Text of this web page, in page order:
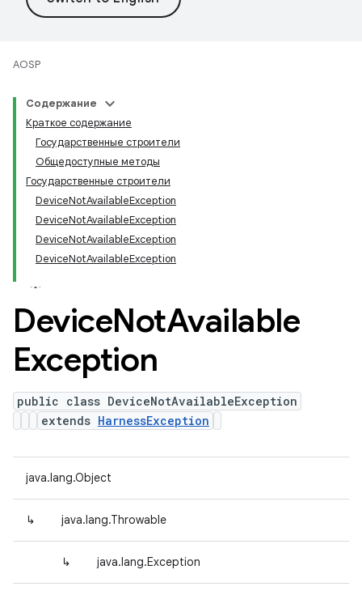
AOSP
Содержание
Краткое содержание
Государственные строители
Общедоступные методы
Государственные строители
DeviceNotAvailableException
DeviceNotAvailableException
DeviceNotAvailableException
DeviceNotAvailableException
DeviceNotAvailable
Exception
public class DeviceNotAvailableException
extends HarnessException
java.lang.Object
↳ java.lang.Throwable
↳ java.lang.Exception